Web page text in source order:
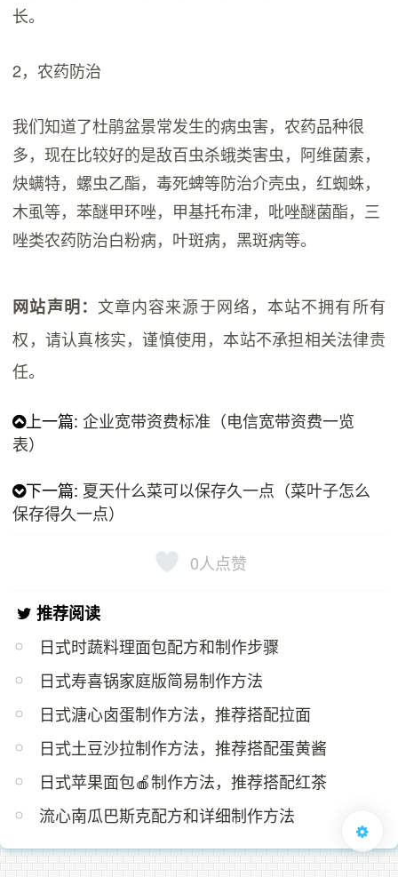
长。
2，农药防治
我们知道了杜鹃盆景常发生的病虫害，农药品种很
多，现在比较好的是敌百虫杀蛾类害虫，阿维菌素，
炔螨特，螺虫乙酯，毒死蜱等防治介壳虫，红蜘蛛，
木虱等，苯醚甲环唑，甲基托布津，吡唑醚菌酯，三
唑类农药防治白粉病，叶斑病，黑斑病等。
网站声明： 文章内容来源于网络，本站不拥有所有
权，请认真核实，谨慎使用，本站不承担相关法律责
任。
上一篇: 企业宽带资费标准（电信宽带资费一览
表）
下一篇: 夏天什么菜可以保存久一点（菜叶子怎么
保存得久一点）
0人点赞
推荐阅读
日式时蔬料理面包配方和制作步骤
日式寿喜锅家庭版简易制作方法
日式溏心卤蛋制作方法，推荐搭配拉面
日式土豆沙拉制作方法，推荐搭配蛋黄酱
日式苹果面包🍎制作方法，推荐搭配红茶
流心南瓜巴斯克配方和详细制作方法